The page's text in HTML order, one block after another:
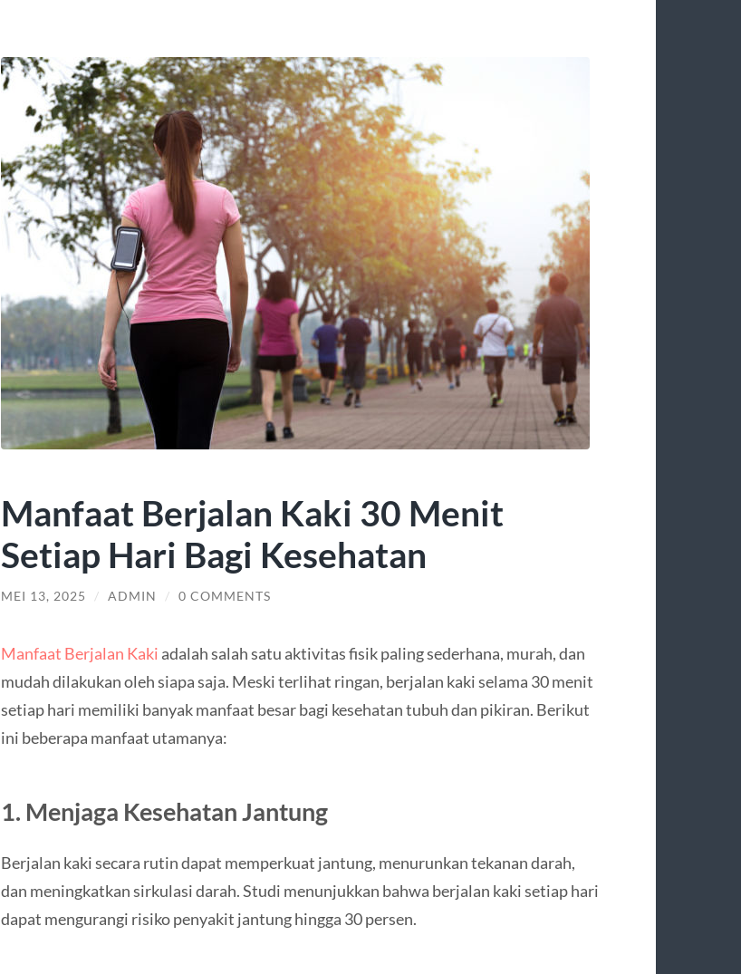
Manfaat Berjalan Kaki 30 Menit
Setiap Hari Bagi Kesehatan
MEI 13, 2025 / ADMIN / 0 COMMENTS
Manfaat Berjalan Kaki adalah salah satu aktivitas fisik paling sederhana, murah, dan
mudah dilakukan oleh siapa saja. Meski terlihat ringan, berjalan kaki selama 30 menit
setiap hari memiliki banyak manfaat besar bagi kesehatan tubuh dan pikiran. Berikut
ini beberapa manfaat utamanya:
1. Menjaga Kesehatan Jantung
Berjalan kaki secara rutin dapat memperkuat jantung, menurunkan tekanan darah,
dan meningkatkan sirkulasi darah. Studi menunjukkan bahwa berjalan kaki setiap hari
dapat mengurangi risiko penyakit jantung hingga 30 persen.